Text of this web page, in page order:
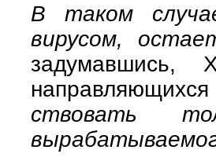
В таком
вирусом,
задумавшись,
ствовать